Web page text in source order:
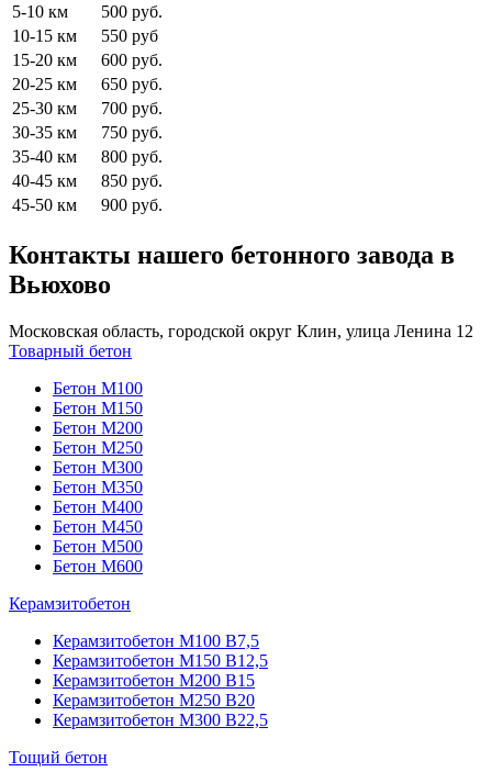
5-10 км
500 руб.
10-15 км
550 руб
15-20 км
600 руб.
20-25 км
650 руб.
25-30 км
700 руб.
30-35 км
750 руб.
35-40 км
800 руб.
40-45 км
850 руб.
45-50 км
900 руб.
Контакты нашего бетонного завода в
Вьюхово
Московская область, городской округ Клин, улица Ленина 12
Товарный бетон
Бетон М100
Бетон М150
Бетон М200
Бетон М250
Бетон М300
Бетон М350
Бетон М400
Бетон М450
Бетон М500
Бетон М600
Керамзитобетон
Керамзитобетон М100 В7,5
Керамзитобетон М150 В12,5
Керамзитобетон М200 В15
Керамзитобетон М250 В20
Керамзитобетон М300 В22,5
Тощий бетон